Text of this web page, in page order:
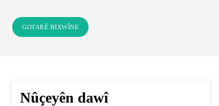
GOTARÊ BIXWÎNE
Nûçeyên dawî